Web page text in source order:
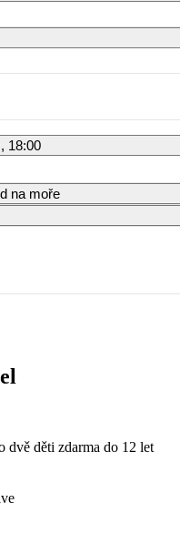
18:00
na moře
dvě děti zdarma do 12 let